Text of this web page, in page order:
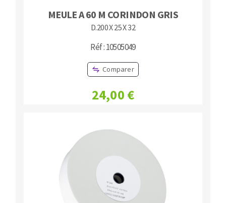
MEULE A 60 M CORINDON GRIS
D.200 X 25 X 32
Réf : 10505049
Comparer
24,00 €